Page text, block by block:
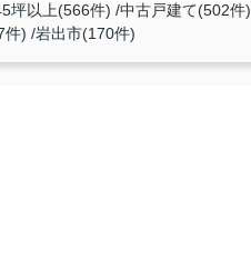
坪以上(566件) 中古戸建て(502件)
件) 岩出市(170件)